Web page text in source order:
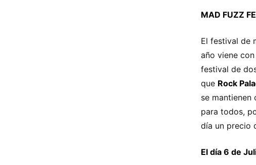
MAD FUZZ
El festival de
año viene
festival de
que Rock
se
para todos,
día un precio
El día 6 de